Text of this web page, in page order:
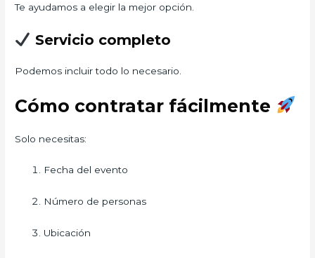
Te ayudamos a elegir la mejor opción.
Servicio completo
Podemos incluir todo lo necesario.
Cómo contratar fácilmente
Solo necesitas:
Fecha del evento
Número de personas
Ubicación